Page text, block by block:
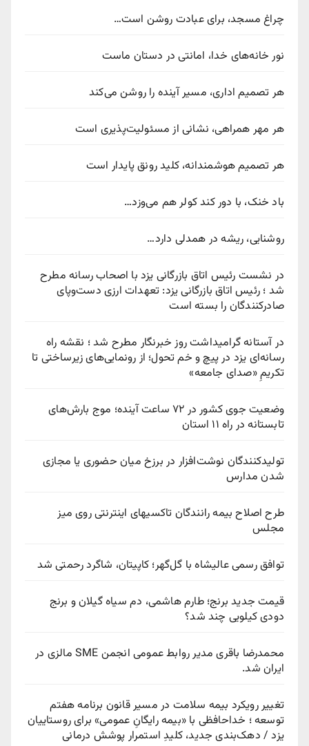
چراغ مسجد، برای عبادت روشن است…
نور خانه‌های خدا، امانتی در دستان ماست
هر تصمیم اداری، مسیر آینده را روشن می‌کند
هر مهر همراهی، نشانی از مسئولیت‌پذیری است
هر تصمیم هوشمندانه، کلید رونق پایدار است
باد خنک، با دور کند کولر هم می‌وزد…
روشنایی، ریشه در همدلی دارد…
در نشست رئیس اتاق بازرگانی یزد با اصحاب رسانه مطرح
شد ؛ رئیس اتاق بازرگانی یزد: تعهدات ارزی دست‌وپای
صادرکنندگان را بسته است
در آستانه گرامیداشت روز خبرنگار مطرح شد ؛ نقشه راه
رسانه‌ای یزد در پیچ‌ و خم تحول؛ از رونمایی‌های زیرساختی تا
تکریمِ «صدای جامعه»
وضعیت جوی کشور در ۷۲ ساعت آینده؛ موج بارش‌های
تابستانه در راه ۱۱ استان
تولیدکنندگان نوشت‌افزار در برزخ میان حضوری یا مجازی
شدن مدارس
طرح اصلاح بیمه رانندگان تاکسیهای اینترنتی روی میز
مجلس
توافق رسمی عالیشاه با گل‌گهر؛ کاپیتان، شاگرد رحمتی شد
قیمت جدید برنج؛ طارم هاشمی، دم سیاه گیلان و برنج
دودی کیلویی چند شد؟
محمدرضا باقری مدیر روابط عمومی انجمن SME مالزی در
ایران شد.
تغییر رویکرد بیمه سلامت در مسیر قانون برنامه هفتم
توسعه ؛ خداحافظی با «بیمه رایگانِ عمومی» برای روستاییان
یزد / دهک‌بندی جدید، کلیدِ استمرار پوشش درمانی